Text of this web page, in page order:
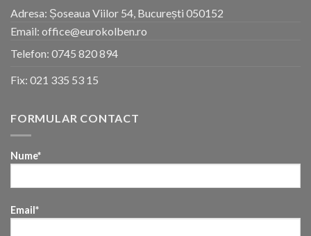
Adresa: Șoseaua Viilor 54, București 050152
Email: office@eurokolben.ro
Telefon: 0745 820 894
Fix: 021 335 53 15
FORMULAR CONTACT
Nume*
Email*